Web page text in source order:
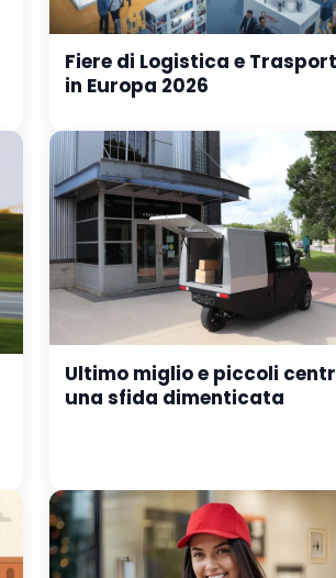
Fiere di Logistica e
in Europa 2026
Ultimo miglio e piccoli
una sfida dimenticata